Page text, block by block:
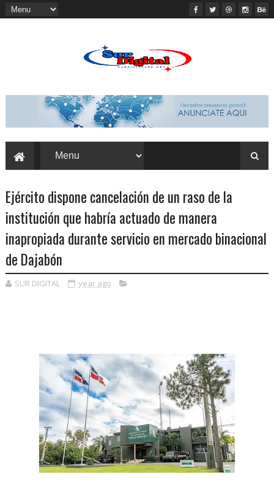
Ejército dispone cancelación de un raso de la
institución que habría actuado de manera
inapropiada durante servicio en mercado binacional
de Dajabón
SUR DIGITAL year ago